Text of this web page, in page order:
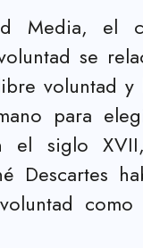
Media, el
se
voluntad y
para
el siglo
Descartes
como